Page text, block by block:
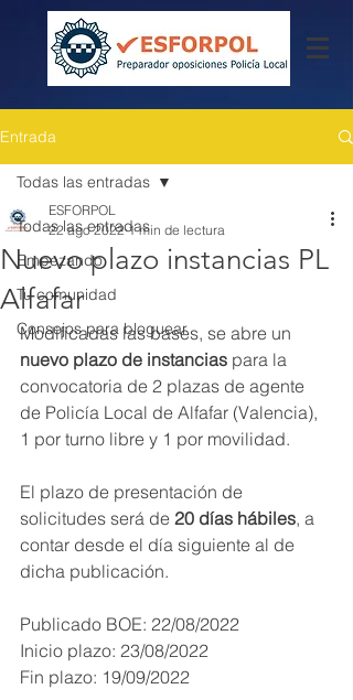
Entrada
Todas las entradas
Empezando
Tu comunidad
Consejos para bloguear
Todas las entradas
Nuevo plazo instancias PL
Alfafar
ESFORPOL
22 ago 2022 1 min de lectura
Modificadas las bases, se abre un
nuevo plazo de instancias para la
convocatoria de 2 plazas de agente
de Policía Local de Alfafar (Valencia),
1 por turno libre y 1 por movilidad.
El plazo de presentación de
solicitudes será de 20 días hábiles, a
contar desde el día siguiente al de
dicha publicación.
Publicado BOE: 22/08/2022
Inicio plazo: 23/08/2022
Fin plazo: 19/09/2022